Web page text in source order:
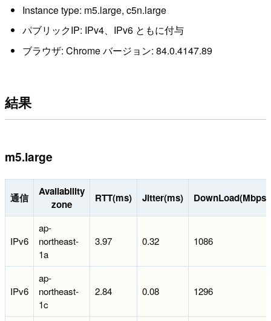
Instance type: m5.large, c5n.large
パブリックIP: IPv4、IPv6 ともに付与
ブラウザ: Chrome バージョン: 84.0.4147.89
結果
m5.large
通信
Availability
zone
RTT(ms) Jitter(ms) DownLoad(Mbps)
IPv6
ap-
northeast-
1a
3.97 0.32 1086
IPv6
ap-
northeast-
1c
2.84 0.08 1296